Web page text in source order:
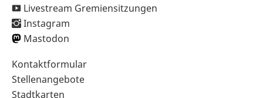
Livestream Gremiensitzungen
Instagram
Mastodon
Sekundärnavigation
im
Fußbereich
Kontaktformular
Stellenangebote
Stadtkarten